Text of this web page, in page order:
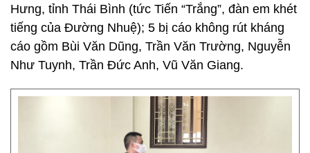
Hưng, tỉnh Thái Bình (tức Tiến “Trắng”, đàn em khét
tiếng của Đường Nhuệ); 5 bị cáo không rút kháng
cáo gồm Bùi Văn Dũng, Trần Văn Trường, Nguyễn
Như Tuynh, Trần Đức Anh, Vũ Văn Giang.